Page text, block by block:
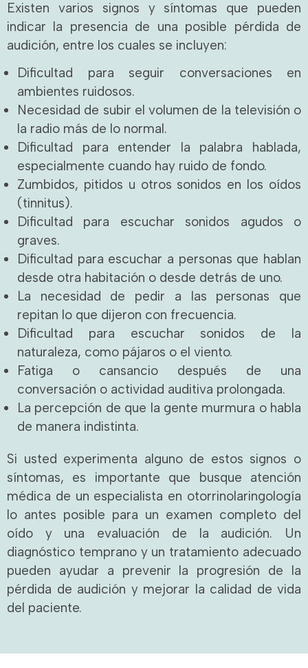
Existen varios signos y síntomas que pueden
indicar la presencia de una posible pérdida de
audición, entre los cuales se incluyen:
Dificultad para seguir conversaciones en
ambientes ruidosos.
Necesidad de subir el volumen de la televisión o
la radio más de lo normal.
Dificultad para entender la palabra hablada,
especialmente cuando hay ruido de fondo.
Zumbidos, pitidos u otros sonidos en los oídos
(tinnitus).
Dificultad para escuchar sonidos agudos o
graves.
Dificultad para escuchar a personas que hablan
desde otra habitación o desde detrás de uno.
La necesidad de pedir a las personas que
repitan lo que dijeron con frecuencia.
Dificultad para escuchar sonidos de la
naturaleza, como pájaros o el viento.
Fatiga o cansancio después de una
conversación o actividad auditiva prolongada.
La percepción de que la gente murmura o habla
de manera indistinta.
Si usted experimenta alguno de estos signos o
síntomas, es importante que busque atención
médica de un especialista en otorrinolaringología
lo antes posible para un examen completo del
oído y una evaluación de la audición. Un
diagnóstico temprano y un tratamiento adecuado
pueden ayudar a prevenir la progresión de la
pérdida de audición y mejorar la calidad de vida
del paciente.